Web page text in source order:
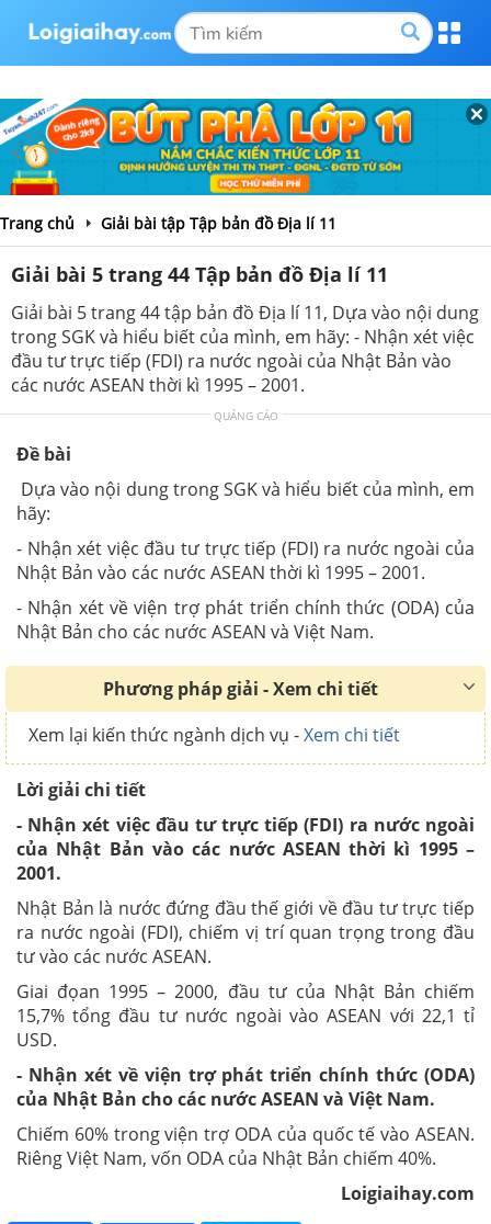
Trang chủ Giải bài tập Tập bản đồ Địa lí 11
Giải bài 5 trang 44 Tập bản đồ Địa lí 11
Giải bài 5 trang 44 tập bản đồ Địa lí 11, Dựa vào nội dung
trong SGK và hiểu biết của mình, em hãy: - Nhận xét việc
đầu tư trực tiếp (FDI) ra nước ngoài của Nhật Bản vào
các nước ASEAN thời kì 1995 – 2001.
QUẢNG CÁO
Đề bài
Dựa vào nội dung trong SGK và hiểu biết của mình, em
hãy:
- Nhận xét việc đầu tư trực tiếp (FDI) ra nước ngoài của
Nhật Bản vào các nước ASEAN thời kì 1995 – 2001.
- Nhận xét về viện trợ phát triển chính thức (ODA) của
Nhật Bản cho các nước ASEAN và Việt Nam.
Phương pháp giải - Xem chi tiết
Xem lại kiến thức ngành dịch vụ -Xem chi tiết
Lời giải chi tiết
- Nhận xét việc đầu tư trực tiếp (FDI) ra nước ngoài
của Nhật Bản vào các nước ASEAN thời kì 1995 –
2001.
Nhật Bản là nước đứng đầu thế giới về đầu tư trực tiếp
ra nước ngoài (FDI), chiếm vị trí quan trọng trong đầu
tư vào các nước ASEAN.
Giai đọan 1995 – 2000, đầu tư của Nhật Bản chiếm
15,7% tổng đầu tư nước ngoài vào ASEAN với 22,1 tỉ
USD.
- Nhận xét về viện trợ phát triển chính thức (ODA)
của Nhật Bản cho các nước ASEAN và Việt Nam.
Chiếm 60% trong viện trợ ODA của quốc tế vào ASEAN.
Riêng Việt Nam, vốn ODA của Nhật Bản chiếm 40%.
Loigiaihay.com